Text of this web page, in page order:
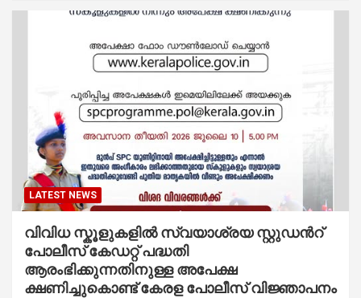
LATEST NEWS
വിവിധ സ്കൂളുകളില്‍ സ്വയാശ്രയ സ്റ്റുഡന്‍റ്
പോലീസ് കേഡറ്റ് പദ്ധതി
ആരംഭിക്കുന്നതിനുള്ള അപേക്ഷ
ക്ഷണിച്ചുകൊണ്ട് കേരള പോലീസ് വിജ്ഞാപനം